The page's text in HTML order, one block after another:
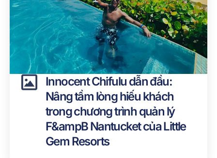
Innocent Chifulu dẫn đầu:
Nâng tầm lòng hiếu khách
trong chương trình quản lý
F&ampB Nantucket của Little
Gem Resorts